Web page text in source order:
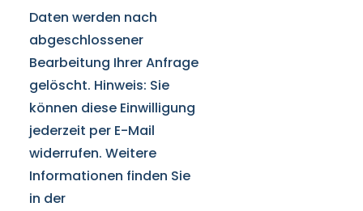
Daten werden nach
abgeschlossener
Bearbeitung Ihrer Anfrage
gelöscht. Hinweis: Sie
können diese Einwilligung
jederzeit per E-Mail
widerrufen. Weitere
Informationen finden Sie
in der